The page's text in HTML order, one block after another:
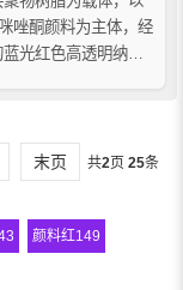
唑酮颜料为主体，经
光红色高透明纳米
等行业的产品着色，
末页 共2页 25条
颜料红149